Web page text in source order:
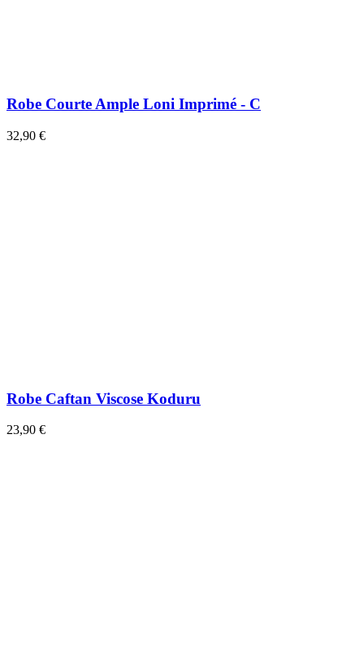
Robe Courte Ample Loni Imprimé - C
32,90 €
Robe Caftan Viscose Koduru
23,90 €